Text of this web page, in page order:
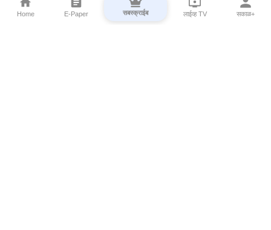
Home E-Paper सबस्क्राईब लाईव्ह TV सकाळ+